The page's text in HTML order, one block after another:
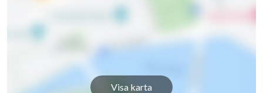
4
lägenheter
Visa karta